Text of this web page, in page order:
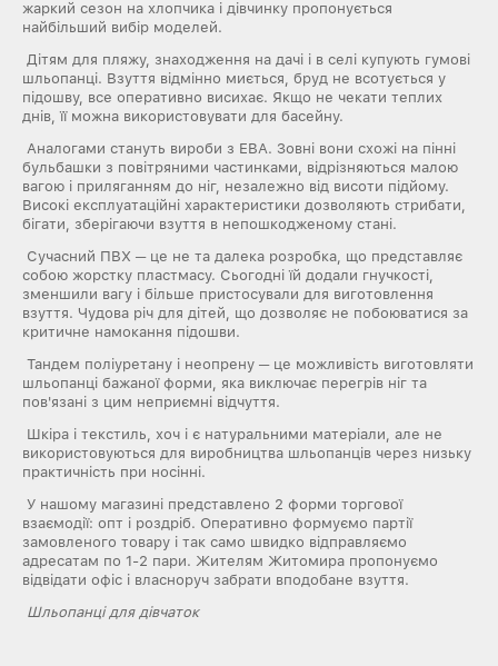
жаркий сезон на хлопчика і дівчинку пропонується
найбільший вибір моделей.
Дітям для пляжу, знаходження на дачі і в селі купують гумові
шльопанці. Взуття відмінно миється, бруд не всотується у
підошву, все оперативно висихає. Якщо не чекати теплих
днів, її можна використовувати для басейну.
Аналогами стануть вироби з ЕВА. Зовні вони схожі на пінні
бульбашки з повітряними частинками, відрізняються малою
вагою і приляганням до ніг, незалежно від висоти підйому.
Високі експлуатаційні характеристики дозволяють стрибати,
бігати, зберігаючи взуття в непошкодженому стані.
Сучасний ПВХ ─ це не та далека розробка, що представляє
собою жорстку пластмасу. Сьогодні їй додали гнучкості,
зменшили вагу і більше пристосували для виготовлення
взуття. Чудова річ для дітей, що дозволяє не побоюватися за
критичне намокання підошви.
Тандем поліуретану і неопрену ─ це можливість виготовляти
шльопанці бажаної форми, яка виключає перегрів ніг та
пов'язані з цим неприємні відчуття.
Шкіра і текстиль, хоч і є натуральними матеріали, але не
використовуються для виробництва шльопанців через низьку
практичність при носінні.
У нашому магазині представлено 2 форми торгової
взаємодії: опт і роздріб. Оперативно формуємо партії
замовленого товару і так само швидко відправляємо
адресатам по 1-2 пари. Жителям Житомира пропонуємо
відвідати офіс і власноруч забрати вподобане взуття.
Шльопанці для дівчаток